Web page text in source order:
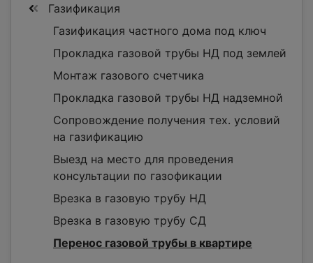
Газификация
Газификация частного дома под ключ
Прокладка газовой трубы НД под землей
Монтаж газового счетчика
Прокладка газовой трубы НД надземной
Сопровождение получения тех. условий
на газификацию
Выезд на место для проведения
консультации по газофикации
Врезка в газовую трубу НД
Врезка в газовую трубу СД
Перенос газовой трубы в квартире